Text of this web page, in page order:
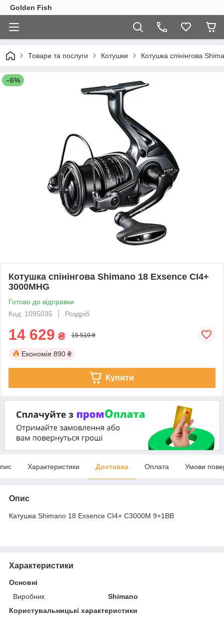
Golden Fish
Товари та послуги Котушки Котушка спінінгова
–6%
Котушка спінінгова Shimano 18 Exsence CI4+
3000MHG
Готово до відправки
Код: 1095035
Роздріб
14 629 ₴ 15 519 ₴
Економія 890 ₴
Купити
Характеристики Доставка Оплата Умови
Опис
Катушка Shimano 18 Exsence CI4+ C3000M 9+1BB
Характеристики
Основні
Виробник
Shimano
Користувальницькі характеристики